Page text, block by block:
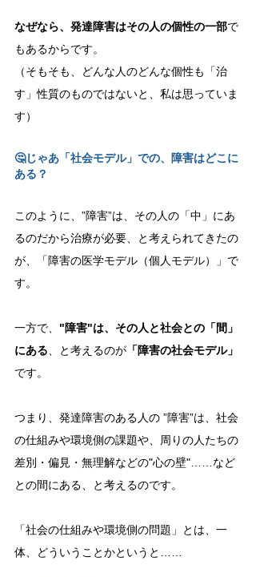
なぜなら、発達障害はその人の個性の一部で
もあるからです。
（そもそも、どんな人のどんな個性も「治
す」性質のものではないと、私は思っていま
す）
🤔じゃあ「社会モデル」での、障害はどこに
ある？
このように、”障害”は、その人の「中」にあ
るのだから治療が必要、と考えられてきたの
が、「障害の医学モデル（個人モデル）」で
す。
一方で、 "障害"は、その人と社会との「間」
にある、と考えるのが 「障害の社会モデル」
です。
つまり、発達障害のある人の ”障害”は、社会
の仕組みや環境側の課題や、周りの人たちの
差別・偏見・無理解などの"心の壁"……など
との間にある、と考えるのです。
「社会の仕組みや環境側の問題」とは、一
体、どういうことかというと……